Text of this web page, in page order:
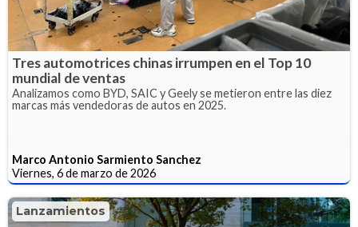
Tres automotrices chinas irrumpen en el Top 10
mundial de ventas
Analizamos como BYD, SAIC y Geely se metieron entre las diez
marcas más vendedoras de autos en 2025.
Marco Antonio Sarmiento Sanchez
Viernes, 6 de marzo de 2026
Lanzamientos